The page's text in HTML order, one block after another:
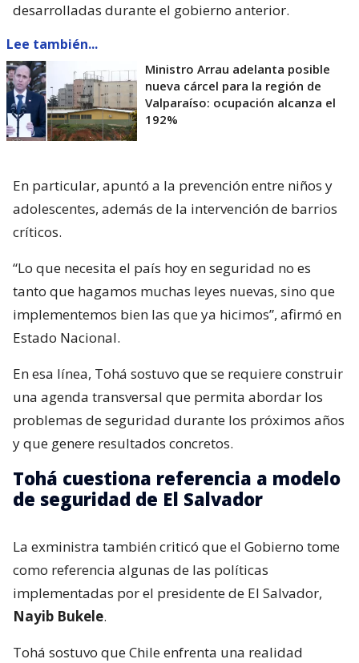
desarrolladas durante el gobierno anterior.
Lee también...
Ministro Arrau adelanta posible
nueva cárcel para la región de
Valparaíso: ocupación alcanza el
192%
En particular, apuntó a la prevención entre niños y
adolescentes, además de la intervención de barrios
críticos.
“Lo que necesita el país hoy en seguridad no es
tanto que hagamos muchas leyes nuevas, sino que
implementemos bien las que ya hicimos”, afirmó en
Estado Nacional.
En esa línea, Tohá sostuvo que se requiere construir
una agenda transversal que permita abordar los
problemas de seguridad durante los próximos años
y que genere resultados concretos.
Tohá cuestiona referencia a modelo
de seguridad de El Salvador
La exministra también criticó que el Gobierno tome
como referencia algunas de las políticas
implementadas por el presidente de El Salvador,
Nayib Bukele.
Tohá sostuvo que Chile enfrenta una realidad